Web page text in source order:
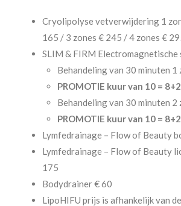
Cryolipolyse vetverwijdering 1
165 / 3 zones € 245 / 4 zones €
SLIM & FIRM
Behandeling van 30 minuten 1
PROMOTIE kuur van 10 =
Behandeling van 30 minuten
PROMOTIE kuur van 10 =
Lymfedrainage – Flow of Beauty
Lymfedrainage – Flow of Beauty
175
Bodydrainer € 60
LipoHIFU prijs is afhankelijk van